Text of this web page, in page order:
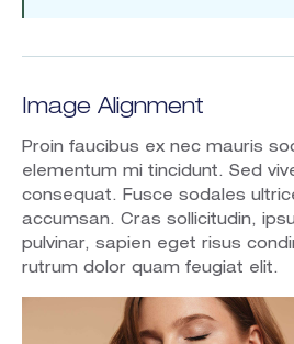
Image Alignment
Proin faucibus ex nec mauris
elementum mi tincidunt. Sed
consequat. Fusce sodales
accumsan. Cras sollicitudin,
pulvinar, sapien eget risus
rutrum dolor quam feugiat elit.